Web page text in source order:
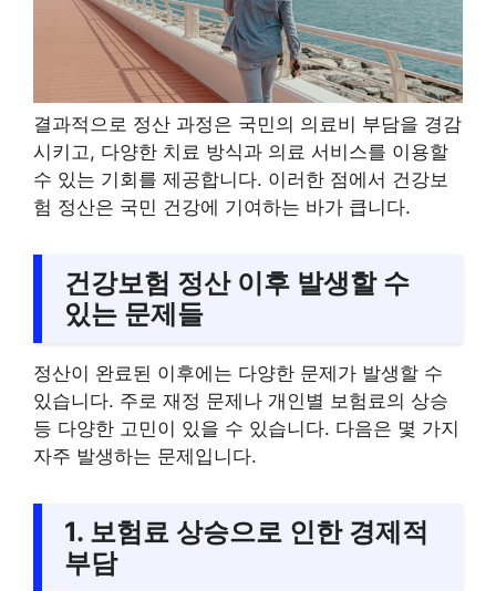
결과적으로 정산 과정은 국민의 의료비 부담을 경감
시키고, 다양한 치료 방식과 의료 서비스를 이용할
수 있는 기회를 제공합니다. 이러한 점에서 건강보
험 정산은 국민 건강에 기여하는 바가 큽니다.
건강보험 정산 이후 발생할 수
있는 문제들
정산이 완료된 이후에는 다양한 문제가 발생할 수
있습니다. 주로 재정 문제나 개인별 보험료의 상승
등 다양한 고민이 있을 수 있습니다. 다음은 몇 가지
자주 발생하는 문제입니다.
1. 보험료 상승으로 인한 경제적
부담